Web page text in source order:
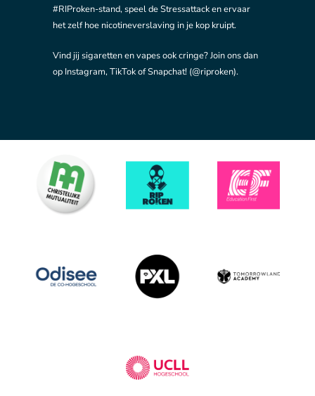
#RIProken-stand, speel de Stressattack en ervaar
het zelf hoe nicotineverslaving in je kop kruipt.
Vind jij sigaretten en vapes ook cringe? Join ons dan
op Instagram, TikTok of Snapchat! (@riproken).